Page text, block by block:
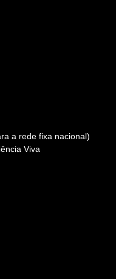
a rede fixa nacional)
Viva